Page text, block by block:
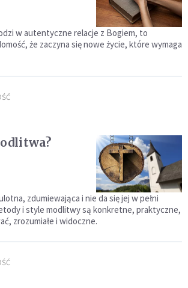
w autentyczne relacje z Bogiem, to
że zaczyna się nowe życie, które wymaga
zdumiewająca i nie da się jej w pełni
i style modlitwy są konkretne, praktyczne,
zrozumiałe i widoczne.